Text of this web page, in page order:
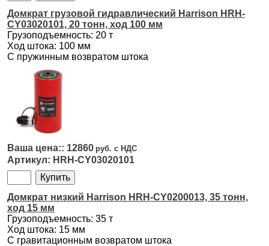
Домкрат грузовой гидравлический Harrison HRH-
CY03020101, 20 тонн, ход 100 мм
Грузоподъемность: 20 т
Ход штока: 100 мм
С пружинным возвратом штока
12860
HRH-CY03020101
Домкрат низкий Harrison HRH-CY0200013, 35 тонн,
ход 15 мм
Грузоподъемность: 35 т
Ход штока: 15 мм
С гравитационным возвратом штока